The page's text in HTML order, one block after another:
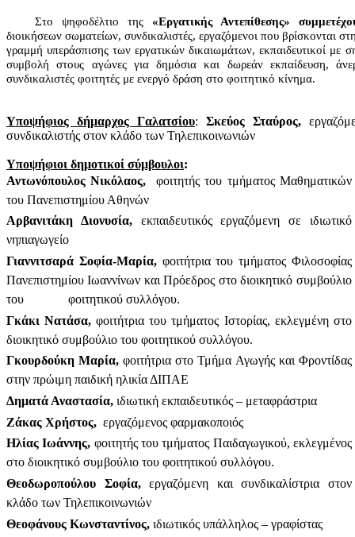
Στο ψηφοδέλτιο της«Εργατικής Αντεπίθεσης»
διοικήσεων σωματείων, συνδικαλιστές, εργαζόμενοι που βρίσκονται
γραμμή υπεράσπισης των εργατικών δικαιωμάτων, εκπαιδευτικοί με
συμβολή στους αγώνες για δημόσια και δωρεάν εκπαίδευση,
συνδικαλιστές φοιτητές με ενεργό δράση στο φοιτητικό κίνημα.
Υποψήφιος δήμαρχος Γαλατσίου: Σκεύος Σταύρος,
συνδικαλιστής στον κλάδο των Τηλεπικοινωνιών
Υποψήφιοι δημοτικοί σύμβουλοι:
Αντωνόπουλος Νικόλαος,
φοιτητής του τμήματος Μαθηματικών
του Πανεπιστημίου Αθηνών
Αρβανιτάκη Διονυσία, εκπαιδευτικός εργαζόμενη σε ιδιωτικό
νηπιαγωγείο
Γιαννιτσαρά Σοφία-Μαρία, φοιτήτρια του τμήματος Φιλοσοφίας
Πανεπιστημίου Ιωαννίνων και Πρόεδρος στο διοικητικό συμβούλιο
του φοιτητικού συλλόγου.
Γκάκι Νατάσα,φοιτήτρια του τμήματος Ιστορίας, εκλεγμένη στο
διοικητικό συμβούλιο του φοιτητικού συλλόγου.
Γκουρδούκη Μαρία,φοιτήτρια στο Τμήμα Αγωγής και Φροντίδας
στην πρώιμη παιδική ηλικία ΔΙΠΑΕ
Δηματά Αναστασία, ιδιωτική εκπαιδευτικός – μεταφράστρια
Ζάκας Χρήστος, εργαζόμενος φαρμακοποιός
Ηλίας Ιωάννης, φοιτητής του τμήματος Παιδαγωγικού, εκλεγμένος
στο διοικητικό συμβούλιο του φοιτητικού συλλόγου.
Θεοδωροπούλου Σοφία,εργαζόμενη και συνδικαλίστρια στον
κλάδο των Τηλεπικοινωνιών
Θεοφάνους Κωνσταντίνος, ιδιωτικός υπάλληλος – γραφίστας